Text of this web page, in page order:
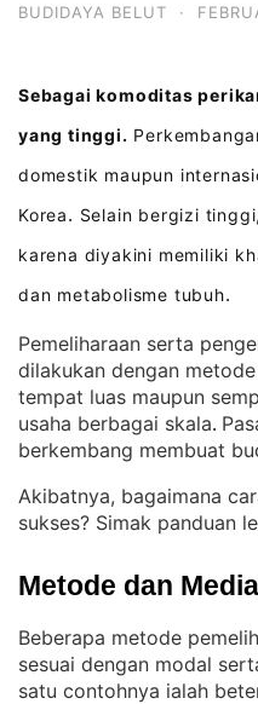
BUDIDAYA BELUT ·
Sebagai komoditas
yang tinggi.
domestik maupun
Korea. Selain bergizi
karena diyakini memiliki
dan metabolisme tubuh.
Pemeliharaan serta
dilakukan dengan
tempat luas maupun
usaha berbagai skala.
berkembang membuat
Akibatnya, bagaimana
sukses? Simak panduan
Metode dan
Beberapa metode
sesuai dengan modal
satu contohnya ialah